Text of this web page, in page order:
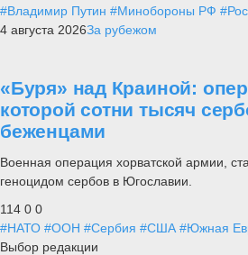
#Владимир Путин #Минобороны РФ
4 августа 2026За рубежом
«Буря» над Краиной:
которой сотни тысяч
беженцами
Военная операция хорватской армии,
геноцидом сербов в Югославии.
114 0 0
#НАТО #ООН #Сербия #США #Южная
Выбор редакции